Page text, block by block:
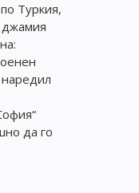
Туркия,
джамия
да го